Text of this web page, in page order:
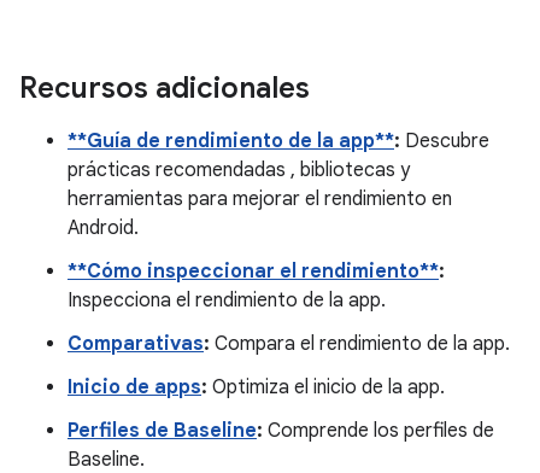
Recursos adicionales
**Guía de rendimiento de la app**: Descubre
prácticas recomendadas , bibliotecas y
herramientas para mejorar el rendimiento en
Android.
**Cómo inspeccionar el rendimiento**:
Inspecciona el rendimiento de la app.
Comparativas: Compara el rendimiento de la app.
Inicio de apps: Optimiza el inicio de la app.
Perfiles de Baseline: Comprende los perfiles de
Baseline.